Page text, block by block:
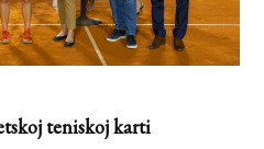
teniskoj karti